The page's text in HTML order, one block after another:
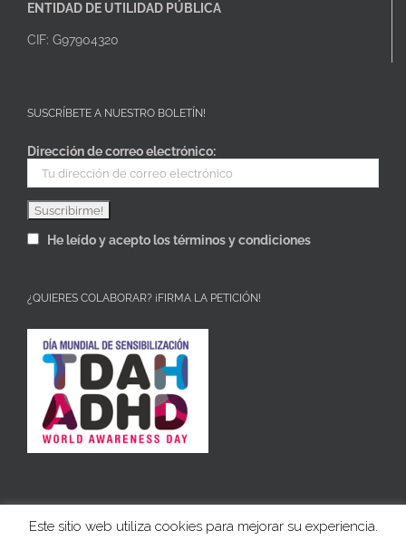
ENTIDAD DE UTILIDAD PÚBLICA
CIF: G97904320
SUSCRÍBETE A NUESTRO BOLETÍN!
Dirección de correo electrónico:
He leído y acepto los términos y condiciones
¿QUIERES COLABORAR? ¡FIRMA LA PETICIÓN!
Este sitio web utiliza cookies para mejorar su experiencia.